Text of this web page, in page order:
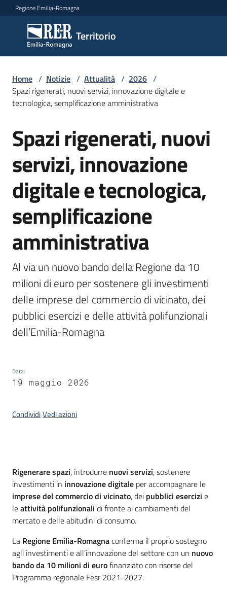
Vai al contenuto
Vai alla navigazione
Vai al footer
Regione Emilia-Romagna
Territorio
Territorio
Argomenti
Servizi
Leggi
Atti
Bandi
Piani
Programmi
Progetti
Seguici
su
Home / Notizie / Attualità / 2026 /
Spazi rigenerati, nuovi servizi, innovazione digitale e
tecnologica, semplificazione amministrativa
Salta al contenuto
Spazi rigenerati, nuovi
servizi, innovazione
digitale e tecnologica,
semplificazione
amministrativa
Al via un nuovo bando della Regione da 10
milioni di euro per sostenere gli investimenti
delle imprese del commercio di vicinato, dei
pubblici esercizi e delle attività polifunzionali
dell’Emilia-Romagna
Data:
19 maggio 2026
CondividiVedi azioni
Introduzione
Rigenerare spazi, introdurre nuovi servizi, sostenere
investimenti in innovazione digitale per accompagnare le
imprese del commercio di vicinato, dei pubblici esercizi e
leattività polifunzionali di fronte ai cambiamenti del
mercato e delle abitudini di consumo.
La Regione Emilia-Romagnaconferma il proprio sostegno
agli investimenti e all’innovazione del settore con un nuovo
bando da 10 milioni di eurofinanziato con risorse del
Programma regionale Fesr 2021-2027.